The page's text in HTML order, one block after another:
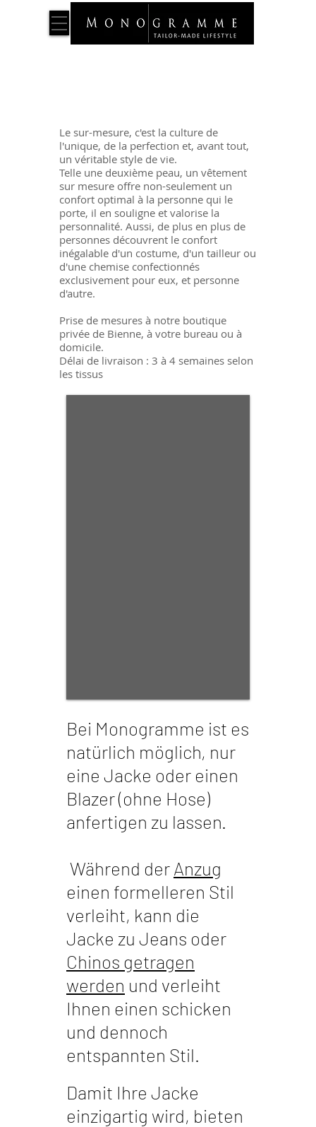
Le sur-mesure, c'est la culture de
l'unique, de la perfection et, avant tout,
un véritable style de vie.
Telle une deuxième peau, un vêtement
sur mesure offre non-seulement un
confort optimal à la personne qui le
porte, il en souligne et valorise la
personnalité. Aussi, de plus en plus de
personnes découvrent le confort
inégalable d'un costume, d'un tailleur ou
d'une chemise confectionnés
exclusivement pour eux, et personne
d'autre.
Prise de mesures à notre boutique
privée de Bienne, à votre bureau ou à
domicile.
Délai de livraison : 3 à 4 semaines selon
les tissus
Bei Monogramme ist es
natürlich möglich, nur
eine Jacke oder einen
Blazer (ohne Hose)
anfertigen zu lassen.
Während derAnzug
einen formelleren Stil
verleiht, kann die
Jacke zu Jeans oder
Chinos getragen
werden und verleiht
Ihnen einen schicken
und dennoch
entspannten Stil.
Damit Ihre Jacke
einzigartig wird, bieten